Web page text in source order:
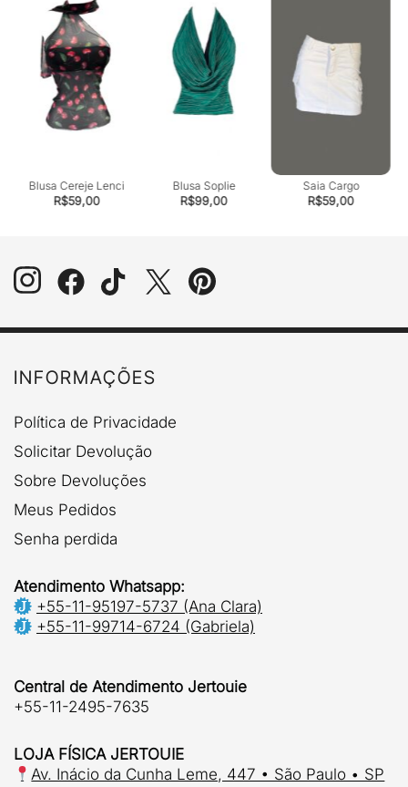
Blusa Cereje Lenci
R$59,00
Blusa Soplie
R$99,00
Saia Cargo
R$59,00
INFORMAÇÕES
Política de Privacidade
Solicitar Devolução
Sobre Devoluções
Meus Pedidos
Senha perdida
Atendimento Whatsapp:
+55-11-95197-5737 (Ana Clara)
+55-11-99714-6724 (Gabriela)
Central de Atendimento Jertouie
+55-11-2495-7635
LOJA FÍSICA JERTOUIE
Av. Inácio da Cunha Leme, 447 • São Paulo • SP